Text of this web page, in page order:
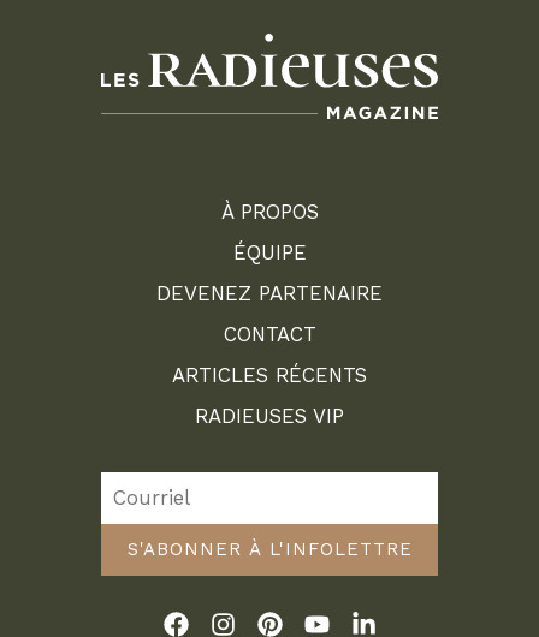
À PROPOS
ÉQUIPE
DEVENEZ PARTENAIRE
CONTACT
ARTICLES RÉCENTS
RADIEUSES VIP
S'ABONNER À L'INFOLETTRE